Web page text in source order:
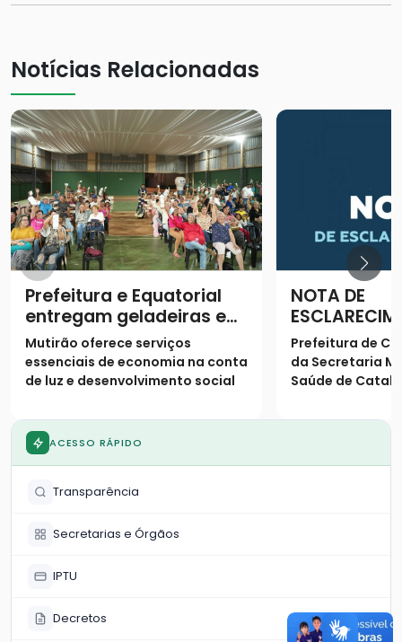
Notícias Relacionadas
Prefeitura e Equatorial
entregam geladeiras e
prestam serviços à
população
Mutirão oferece serviços
essenciais de economia na conta
de luz e desenvolvimento social
NOTA DE
Prefeitura de
da Secretaria
Saúde de
população
ACESSO RÁPIDO
Transparência
Secretarias e Órgãos
IPTU
Decretos